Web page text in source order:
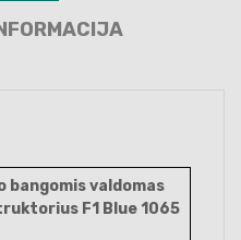
bangomis valdomas
F1 Blue 1065